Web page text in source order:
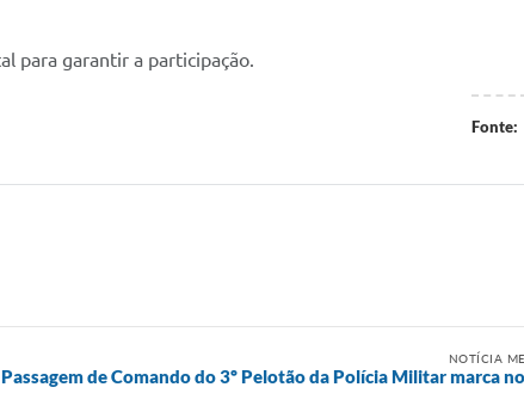
para garantir a participação.
Fonte:
NOTÍCIA
Passagem de Comando do 3º Pelotão da Polícia Militar marca